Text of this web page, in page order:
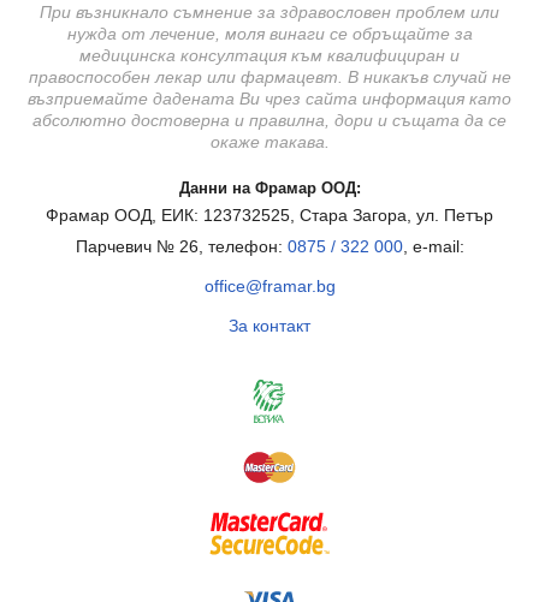
При възникнало съмнение за здравословен проблем или
нужда от лечение, моля винаги се обръщайте за
медицинска консултация към квалифициран и
правоспособен лекар или фармацевт. В никакъв случай не
възприемайте дадената Ви чрез сайта информация като
абсолютно достоверна и правилна, дори и същата да се
окаже такава.
Данни на Фрамар ООД:
Фрамар ООД, ЕИК: 123732525, Стара Загора, ул. Петър
Парчевич № 26, телефон: 0875 / 322 000, e-mail:
office@framar.bg
За контакт